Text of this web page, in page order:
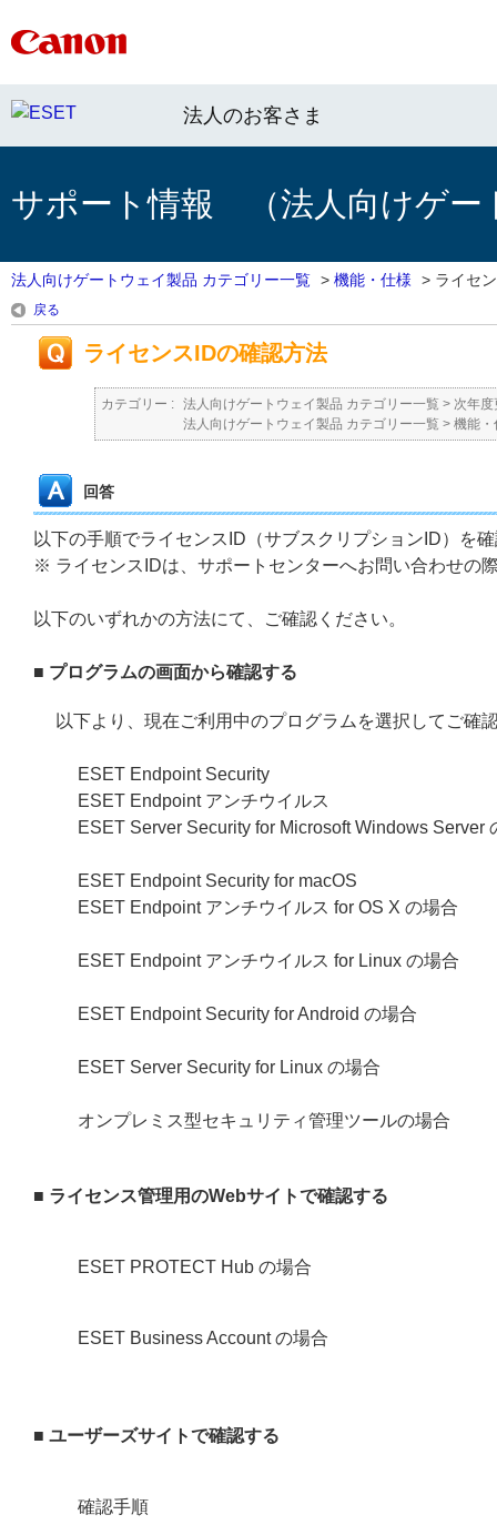
法人のお客さま
サポート情報 （法人向けゲー
法人向けゲートウェイ製品 カテゴリー一覧 > 機能・仕様 > ライセ
戻る
ライセンスIDの確認方法
カテゴリー : 法人向けゲートウェイ製品 カテゴリー一覧 > 次年
法人向けゲートウェイ製品 カテゴリー一覧 > 機能・
回答
以下の手順でライセンスID（サブスクリプションID）を
※ ライセンスIDは、サポートセンターへお問い合わせの
以下のいずれかの方法にて、ご確認ください。
■ プログラムの画面から確認する
以下より、現在ご利用中のプログラムを選択してご確
ESET Endpoint Security
ESET Endpoint アンチウイルス
ESET Server Security for Microsoft Windows Server
ESET Endpoint Security for macOS
ESET Endpoint アンチウイルス for OS X の場合
ESET Endpoint アンチウイルス for Linux の場合
ESET Endpoint Security for Android の場合
ESET Server Security for Linux の場合
オンプレミス型セキュリティ管理ツールの場合
■ ライセンス管理用のWebサイトで確認する
ESET PROTECT Hub の場合
ESET Business Account の場合
■ ユーザーズサイトで確認する
確認手順